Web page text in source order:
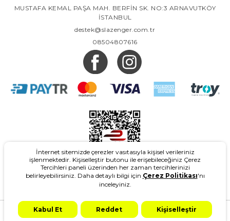
MUSTAFA KEMAL PAŞA MAH. BERFİN SK. NO:3 ARNAVUTKÖY
İSTANBUL
destek@slazenger.com.tr
08504807616
- Slazenger.com.tr - Tüm Hakları Saklıdır.
Design & Marketing: Adgrey T-Soft #OD 2021 Copyright
İnternet sitemizde çerezler vasıtasıyla kişisel verileriniz
işlenmektedir. Kişiselleştir butonu ile erişebileceğiniz Çerez
Tercihleri paneli üzerinden her zaman tercihlerinizi
belirleyebilirsiniz. Daha detaylı bilgi için Çerez Politikası'nı
inceleyiniz.
Kabul Et Reddet Kişiselleştir